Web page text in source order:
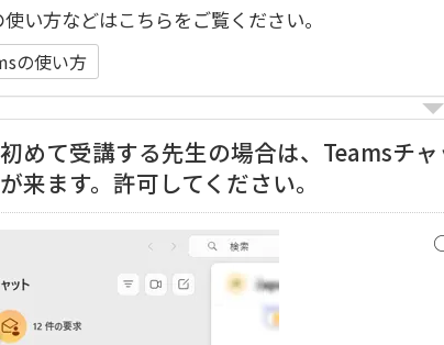
い方などはこちらをご覧ください。
の使い方
初めて受講する先生の場合は、Teamsチ
が来ます。許可してください。